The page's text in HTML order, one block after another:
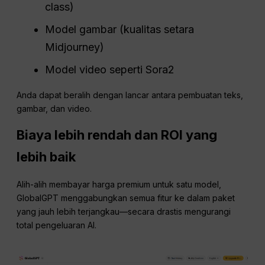
class)
Model gambar (kualitas setara
Midjourney)
Model video seperti Sora2
Anda dapat beralih dengan lancar antara pembuatan teks,
gambar, dan video.
Biaya lebih rendah dan ROI yang
lebih baik
Alih-alih membayar harga premium untuk satu model,
GlobalGPT menggabungkan semua fitur ke dalam paket
yang jauh lebih terjangkau—secara drastis mengurangi
total pengeluaran AI.